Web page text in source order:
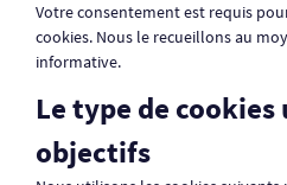
Votre consentement est requis
cookies. Nous le recueillons au
informative.
Le type de
objectifs